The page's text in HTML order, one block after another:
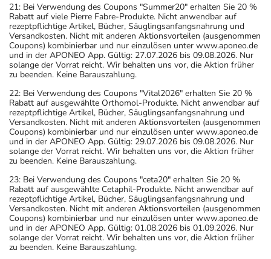
21: Bei Verwendung des Coupons "Summer20" erhalten Sie 20 %
Rabatt auf viele Pierre Fabre-Produkte. Nicht anwendbar auf
rezeptpflichtige Artikel, Bücher, Säuglingsanfangsnahrung und
Versandkosten. Nicht mit anderen Aktionsvorteilen (ausgenommen
Coupons) kombinierbar und nur einzulösen unter www.aponeo.de
und in der APONEO App. Gültig: 27.07.2026 bis 09.08.2026. Nur
solange der Vorrat reicht. Wir behalten uns vor, die Aktion früher
zu beenden. Keine Barauszahlung.
22: Bei Verwendung des Coupons "Vital2026" erhalten Sie 20 %
Rabatt auf ausgewählte Orthomol-Produkte. Nicht anwendbar auf
rezeptpflichtige Artikel, Bücher, Säuglingsanfangsnahrung und
Versandkosten. Nicht mit anderen Aktionsvorteilen (ausgenommen
Coupons) kombinierbar und nur einzulösen unter www.aponeo.de
und in der APONEO App. Gültig: 29.07.2026 bis 09.08.2026. Nur
solange der Vorrat reicht. Wir behalten uns vor, die Aktion früher
zu beenden. Keine Barauszahlung.
23: Bei Verwendung des Coupons "ceta20" erhalten Sie 20 %
Rabatt auf ausgewählte Cetaphil-Produkte. Nicht anwendbar auf
rezeptpflichtige Artikel, Bücher, Säuglingsanfangsnahrung und
Versandkosten. Nicht mit anderen Aktionsvorteilen (ausgenommen
Coupons) kombinierbar und nur einzulösen unter www.aponeo.de
und in der APONEO App. Gültig: 01.08.2026 bis 01.09.2026. Nur
solange der Vorrat reicht. Wir behalten uns vor, die Aktion früher
zu beenden. Keine Barauszahlung.